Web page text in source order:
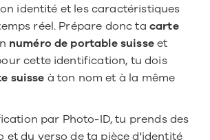
identité et les caractéristiques
réel. Prépare donc ta carte
numéro de portable suisse et
cette identification, tu dois
suisse à ton nom et à la même
par Photo-ID, tu prends des
et du verso de ta pièce d'identité